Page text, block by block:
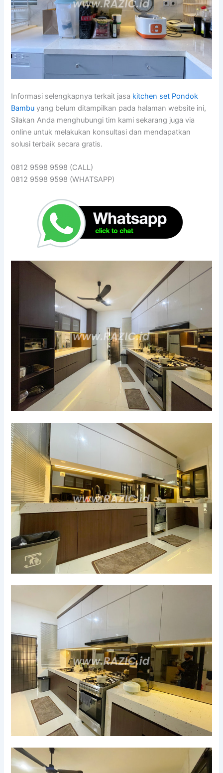
Informasi selengkapnya terkait jasa kitchen set Pondok
Bambu yang belum ditampilkan pada halaman website ini,
Silakan Anda menghubungi tim kami sekarang juga via
online untuk melakukan konsultasi dan mendapatkan
solusi terbaik secara gratis.
0812 9598 9598 (CALL)
0812 9598 9598 (WHATSAPP)